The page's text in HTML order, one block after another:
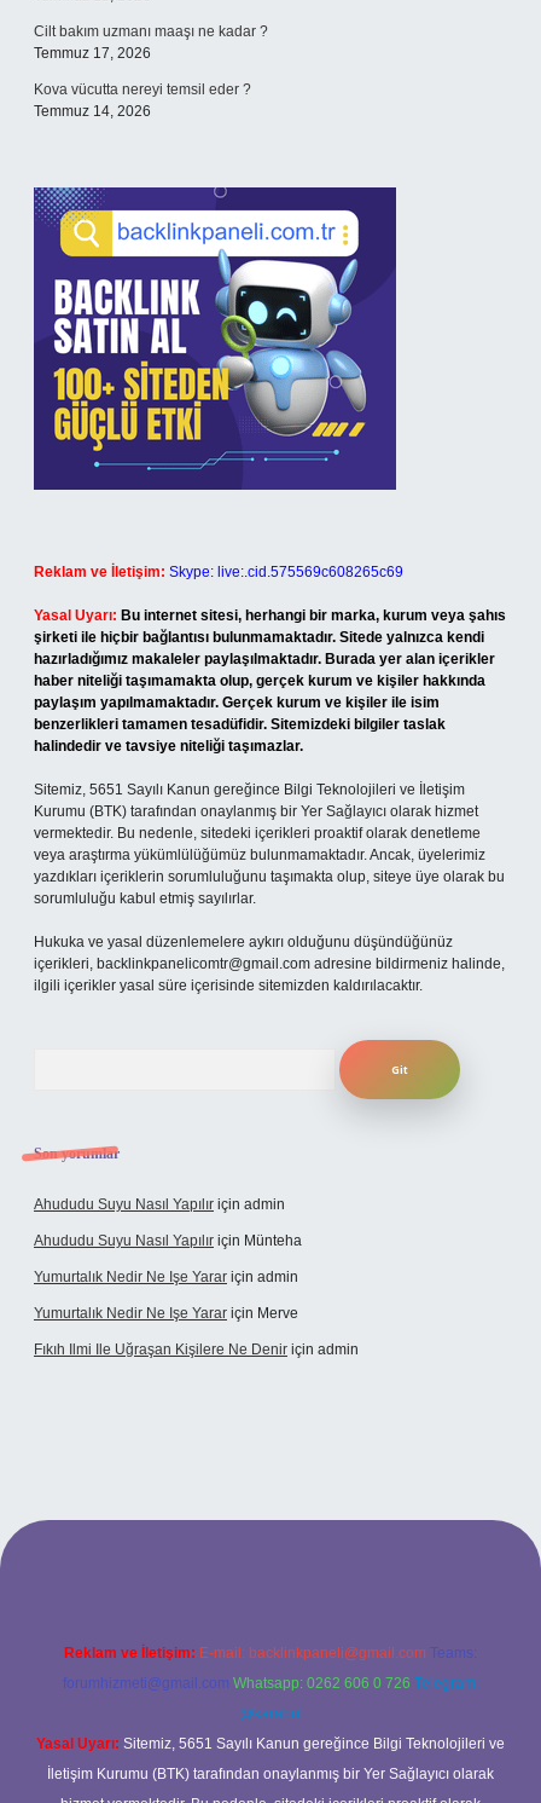
Cilt bakım uzmanı maaşı ne kadar ?
Temmuz 17, 2026
Kova vücutta nereyi temsil eder ?
Temmuz 14, 2026
Reklam ve İletişim: Skype: live:.cid.575569c608265c69
Yasal Uyarı: Bu internet sitesi, herhangi bir marka, kurum veya şahıs
şirketi ile hiçbir bağlantısı bulunmamaktadır. Sitede yalnızca kendi
hazırladığımız makaleler paylaşılmaktadır. Burada yer alan içerikler
haber niteliği taşımamakta olup, gerçek kurum ve kişiler hakkında
paylaşım yapılmamaktadır. Gerçek kurum ve kişiler ile isim
benzerlikleri tamamen tesadüfidir. Sitemizdeki bilgiler taslak
halindedir ve tavsiye niteliği taşımazlar.
Sitemiz, 5651 Sayılı Kanun gereğince Bilgi Teknolojileri ve İletişim
Kurumu (BTK) tarafından onaylanmış bir Yer Sağlayıcı olarak hizmet
vermektedir. Bu nedenle, sitedeki içerikleri proaktif olarak denetleme
veya araştırma yükümlülüğümüz bulunmamaktadır. Ancak, üyelerimiz
yazdıkları içeriklerin sorumluluğunu taşımakta olup, siteye üye olarak bu
sorumluluğu kabul etmiş sayılırlar.
Hukuka ve yasal düzenlemelere aykırı olduğunu düşündüğünüz
içerikleri, backlinkpanelicomtr@gmail.com adresine bildirmeniz halinde,
ilgili içerikler yasal süre içerisinde sitemizden kaldırılacaktır.
Son yorumlar
Ahududu Suyu Nasıl Yapılır için admin
Ahududu Suyu Nasıl Yapılır için Münteha
Yumurtalık Nedir Ne Işe Yarar için admin
Yumurtalık Nedir Ne Işe Yarar için Merve
Fıkıh Ilmi Ile Uğraşan Kişilere Ne Denir için admin
giriş
Reklam ve İletişim: E-mail: backlinkpaneli@gmail.com Teams:
forumhizmeti@gmail.com Whatsapp: 0262 606 0 726 Telegram:
@karabul
Yasal Uyarı: Sitemiz, 5651 Sayılı Kanun gereğince Bilgi Teknolojileri ve
İletişim Kurumu (BTK) tarafından onaylanmış bir Yer Sağlayıcı olarak